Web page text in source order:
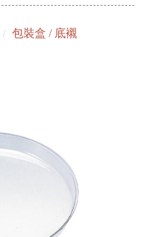
包裝盒 / 底襯